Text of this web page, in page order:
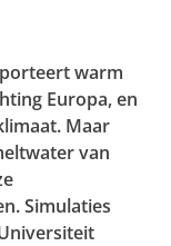
warm
Europa, en
Maar
van
Simulaties